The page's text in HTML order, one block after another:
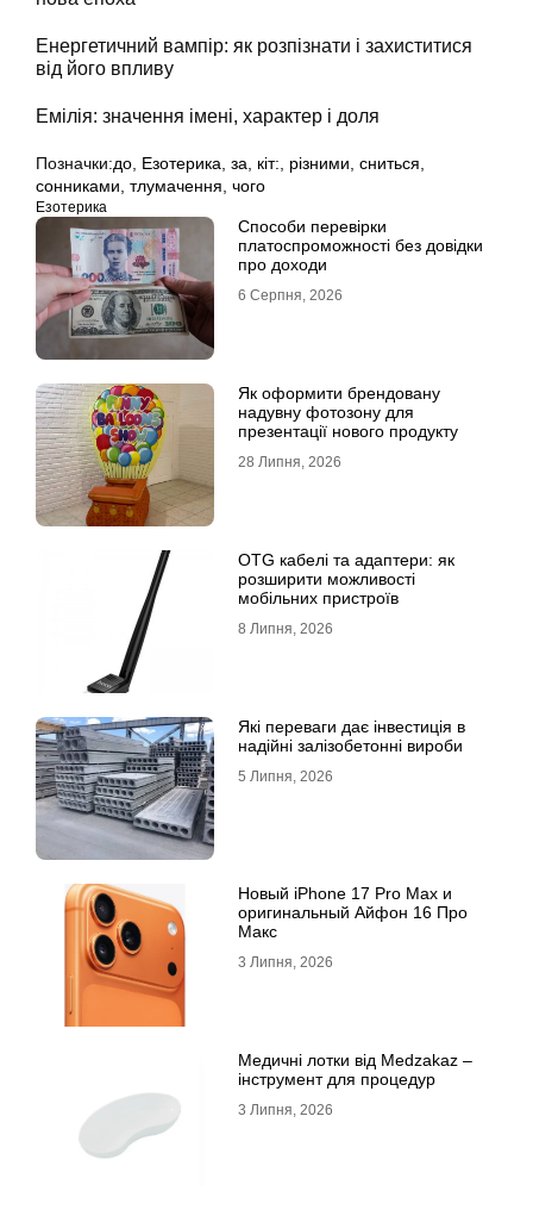
Енергетичний вампір: як розпізнати і захиститися
від його впливу
Емілія: значення імені, характер і доля
Позначки:до Езотерика за кіт: різними сниться
сонниками тлумачення чого
Езотерика
Способи перевірки
платоспроможності без довідки
про доходи
6 Серпня, 2026
Як оформити брендовану
надувну фотозону для
презентації нового продукту
28 Липня, 2026
OTG кабелі та адаптери: як
розширити можливості
мобільних пристроїв
8 Липня, 2026
Які переваги дає інвестиція в
надійні залізобетонні вироби
5 Липня, 2026
Новый iPhone 17 Pro Max и
оригинальный Айфон 16 Про
Макс
3 Липня, 2026
Медичні лотки від Medzakaz –
інструмент для процедур
3 Липня, 2026